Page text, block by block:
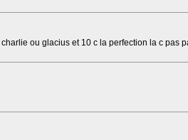
ou glacius et 10 c la perfection la c pas